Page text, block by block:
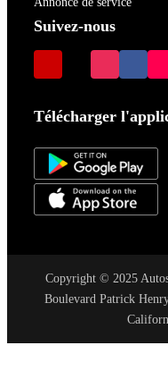
Suivez-nous
Télécharger
Copyright © 2025
Boulevard Patrick